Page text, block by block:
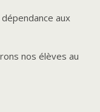
aux
nos élèves au